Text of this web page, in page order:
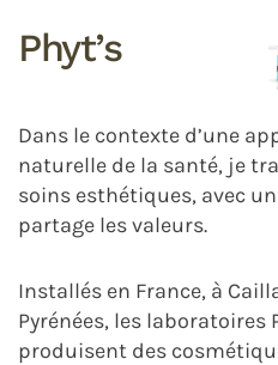
Phyt’s
Dans le contexte d’une
naturelle de la santé, je
soins esthétiques, avec
partage les valeurs.
Installés en France, à
Pyrénées, les laboratoires
produisent des